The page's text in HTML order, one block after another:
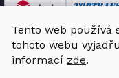
Tento web používá
tohoto webu
informací zde.